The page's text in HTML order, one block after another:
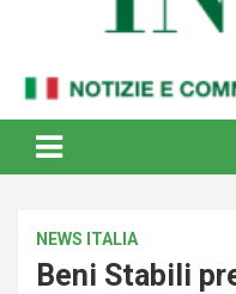
By Internews
internazionale
NEWS ITALIA
Beni Stabili